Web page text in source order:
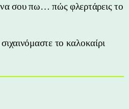
σου πω… πώς φλερτάρεις το
το καλοκαίρι